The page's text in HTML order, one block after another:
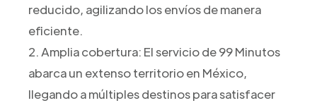
reducido, agilizando los envíos de manera
eficiente.
2. Amplia cobertura: El servicio de 99 Minutos
abarca un extenso territorio en México,
llegando a múltiples destinos para satisfacer